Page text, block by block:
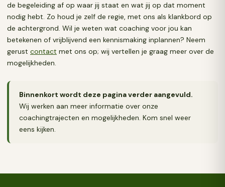
de begeleiding af op waar jij staat en wat jij op dat moment
nodig hebt. Zo houd je zelf de regie, met ons als klankbord op
de achtergrond. Wil je weten wat coaching voor jou kan
betekenen of vrijblijvend een kennismaking inplannen? Neem
gerust contact met ons op; wij vertellen je graag meer over de
mogelijkheden.
Binnenkort wordt deze pagina verder aangevuld.
Wij werken aan meer informatie over onze
coachingtrajecten en mogelijkheden. Kom snel weer
eens kijken.